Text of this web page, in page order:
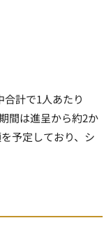
計で1人あたり
間は進呈から約2か
予定しており、シ